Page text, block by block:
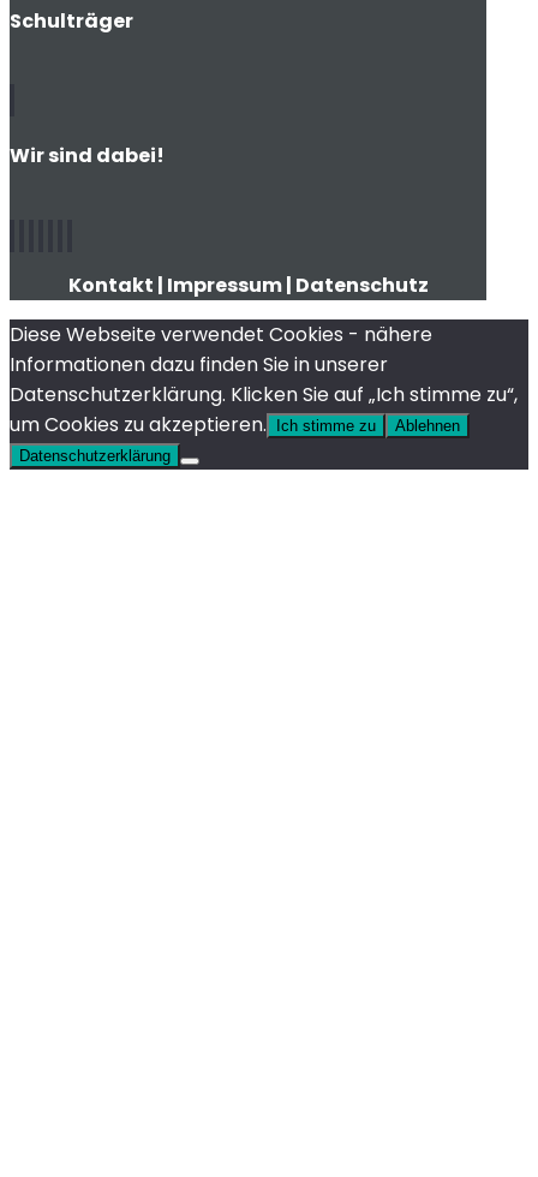
Schulträger
Wir sind dabei!
Kontakt | Impressum| Datenschutz
Diese Webseite verwendet Cookies - nähere
Informationen dazu finden Sie in unserer
Datenschutzerklärung. Klicken Sie auf „Ich stimme zu“,
um Cookies zu akzeptieren.
Ich stimme zu
Ablehnen
Datenschutzerklärung